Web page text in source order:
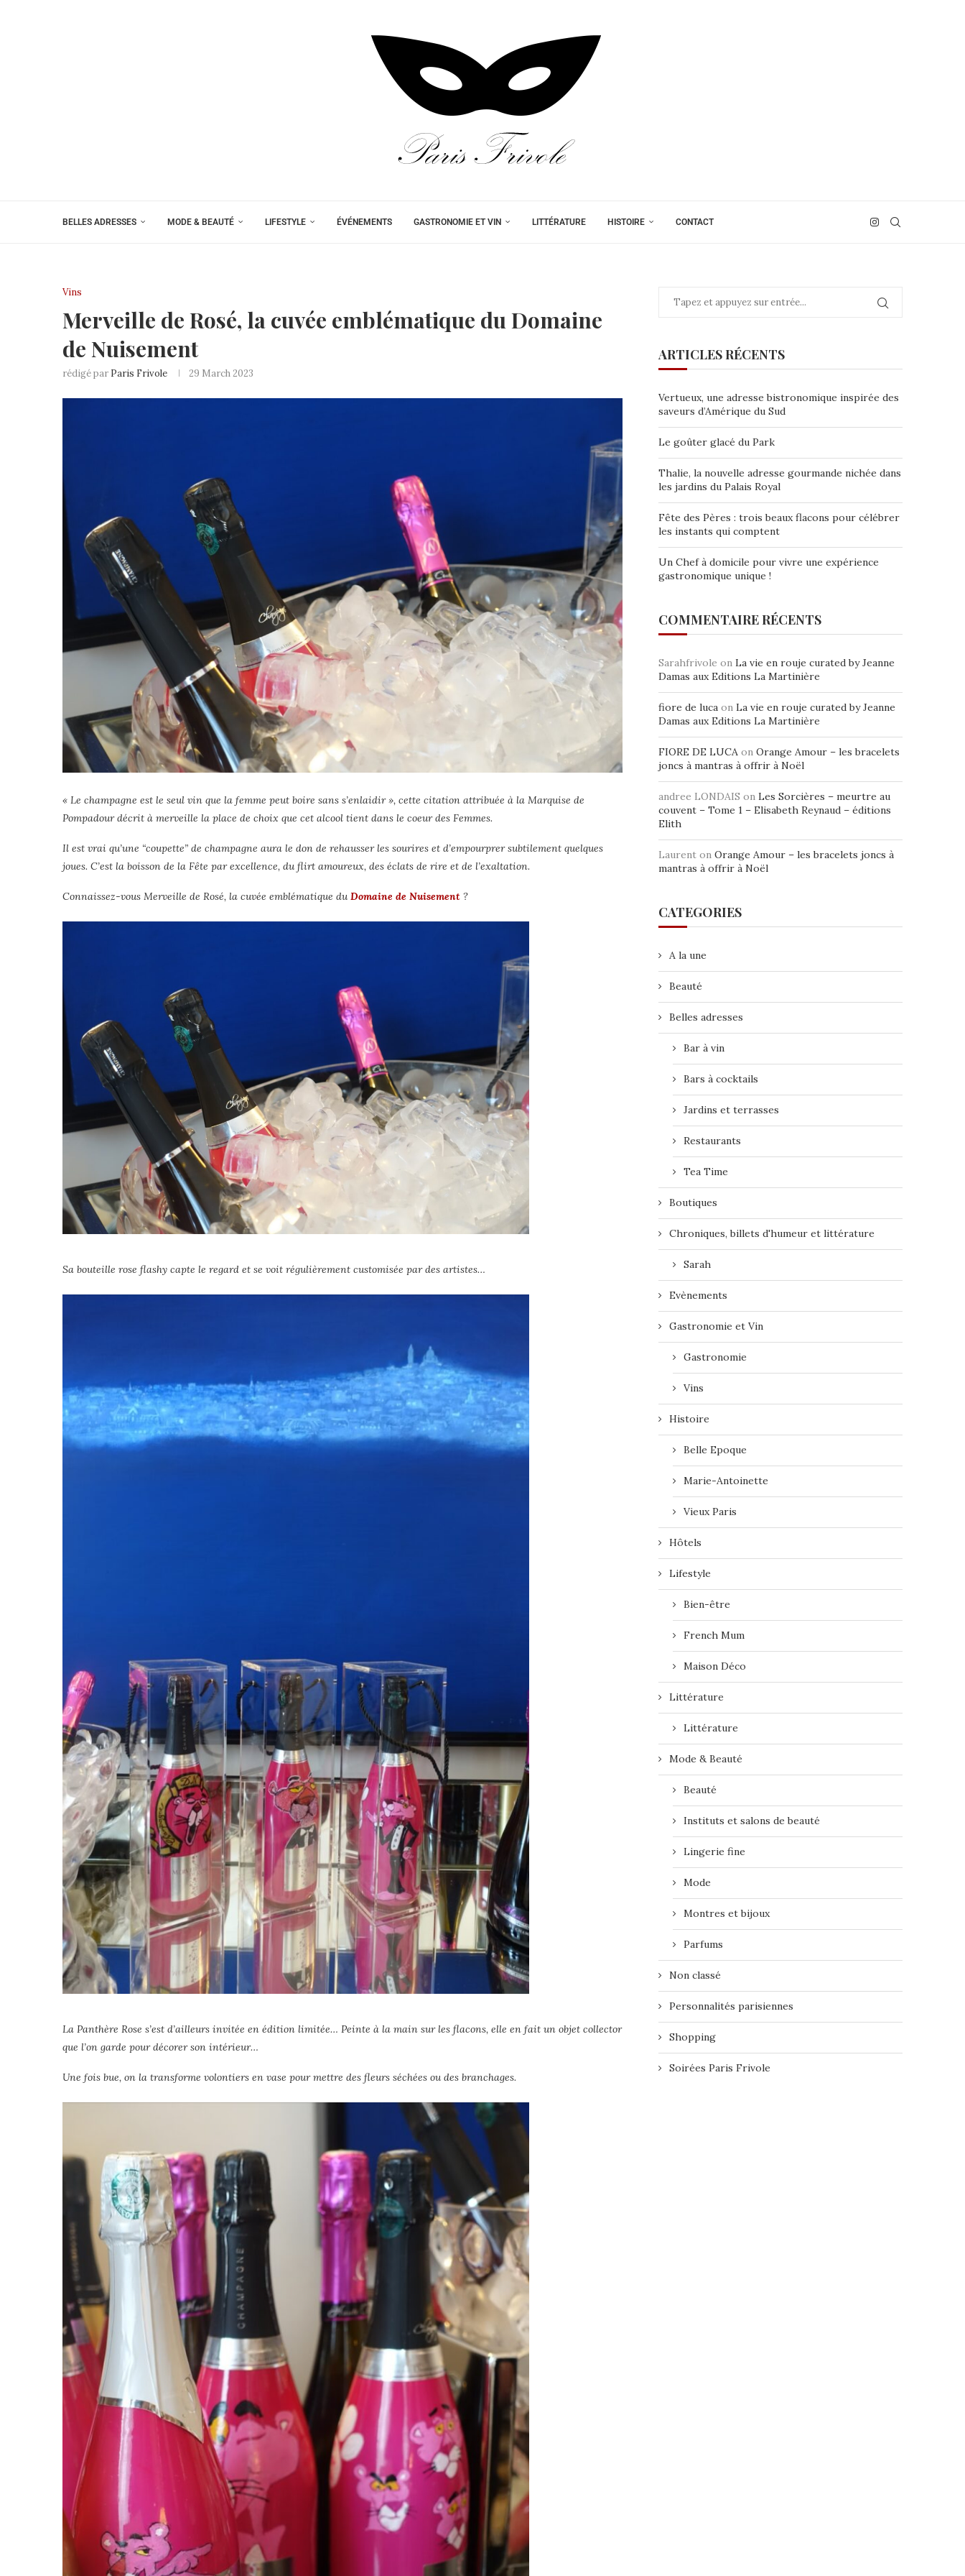
BELLES ADRESSES MODE & BEAUTÉ LIFESTYLE ÉVÉNEMENTS GASTRONOMIE ET VIN LITTÉRATURE HISTOIRE CONTACT
Vins
Merveille de Rosé, la cuvée emblématique du Domaine
de Nuisement
rédigé par Paris Frivole 29 March 2023
« Le champagne est le seul vin que la femme peut boire sans s’enlaidir », cette citation attribuée à la Marquise de
Pompadour décrit à merveille la place de choix que cet alcool tient dans le coeur des Femmes.
Il est vrai qu’une “coupette” de champagne aura le don de rehausser les sourires et d’empourprer subtilement quelques
joues. C’est la boisson de la Fête par excellence, du flirt amoureux, des éclats de rire et de l’exaltation.
Connaissez-vous Merveille de Rosé, la cuvée emblématique du Domaine de Nuisement ?
Sa bouteille rose flashy capte le regard et se voit régulièrement customisée par des artistes…
La Panthère Rose s’est d’ailleurs invitée en édition limitée… Peinte à la main sur les flacons, elle en fait un objet collector
que l’on garde pour décorer son intérieur…
Une fois bue, on la transforme volontiers en vase pour mettre des fleurs séchées ou des branchages.
ARTICLES RÉCENTS
Vertueux, une adresse bistronomique inspirée des
saveurs d’Amérique du Sud
Le goûter glacé du Park
Thalie, la nouvelle adresse gourmande nichée dans
les jardins du Palais Royal
Fête des Pères : trois beaux flacons pour célébrer
les instants qui comptent
Un Chef à domicile pour vivre une expérience
gastronomique unique !
COMMENTAIRE RÉCENTS
Sarahfrivole on La vie en rouje curated by Jeanne
Damas aux Editions La Martinière
fiore de luca on La vie en rouje curated by Jeanne
Damas aux Editions La Martinière
FIORE DE LUCA on Orange Amour – les bracelets
joncs à mantras à offrir à Noël
andree LONDAIS on Les Sorcières – meurtre au
couvent – Tome 1 – Elisabeth Reynaud – éditions
Elith
Laurent on Orange Amour – les bracelets joncs à
mantras à offrir à Noël
CATEGORIES
A la une
Beauté
Belles adresses
Bar à vin
Bars à cocktails
Jardins et terrasses
Restaurants
Tea Time
Boutiques
Chroniques, billets d'humeur et littérature
Sarah
Evènements
Gastronomie et Vin
Gastronomie
Vins
Histoire
Belle Epoque
Marie-Antoinette
Vieux Paris
Hôtels
Lifestyle
Bien-être
French Mum
Maison Déco
Littérature
Littérature
Mode & Beauté
Beauté
Instituts et salons de beauté
Lingerie fine
Mode
Montres et bijoux
Parfums
Non classé
Personnalités parisiennes
Shopping
Soirées Paris Frivole